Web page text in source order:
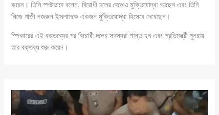
করেন। তিনি স্পষ্টভাবে বলেন, বিরোধী দলের বেঞ্চেও মুক্তিযোদ্ধা আছেন এবং তিনি
নিজে গাজী নজরুল ইসলামকে একজন মুক্তিযোদ্ধা হিসেবে দেখেছেন।
স্পিকারের এই বক্তব্যের পর বিরোধী দলের সদস্যরা শান্ত হন এবং প্রতিমন্ত্রী পুনরায়
তার বক্তব্য শুরু করেন।